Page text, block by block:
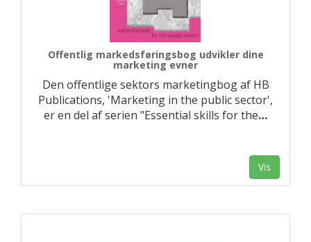
Offentlig markedsføringsbog udvikler dine
marketing evner
Den offentlige sektors marketingbog af HB
Publications, 'Marketing in the public sector',
er en del af serien "Essential skills for the…
Vis